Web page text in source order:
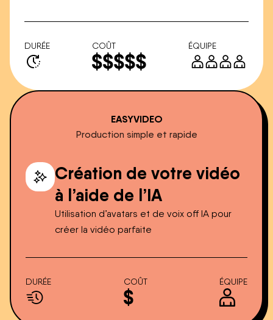
DURÉE COÛT ÉQUIPE
EASYVIDEO
Production simple et rapide
Création de votre vidéo
à l’aide de l’IA
Utilisation d’avatars et de voix off IA pour
créer la vidéo parfaite
DURÉE COÛT ÉQUIPE